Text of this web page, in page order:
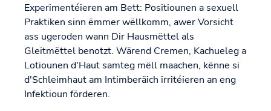
Experimentéieren am Bett: Positiounen a sexuell
Praktiken sinn ëmmer wëllkomm, awer Vorsicht
ass ugeroden wann Dir Hausmëttel als
Gleitmëttel benotzt. Wärend Cremen, Kachueleg a
Lotiounen d'Haut samteg mëll maachen, kënne si
d'Schleimhaut am Intimberäich irritéieren an eng
Infektioun förderen.